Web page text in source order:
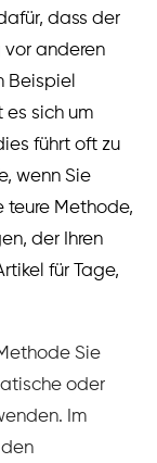
dass der
vor anderen
Beispiel
sich um
führt oft zu
wenn Sie
teure Methode,
der Ihren
für Tage,
Sie
oder
Im